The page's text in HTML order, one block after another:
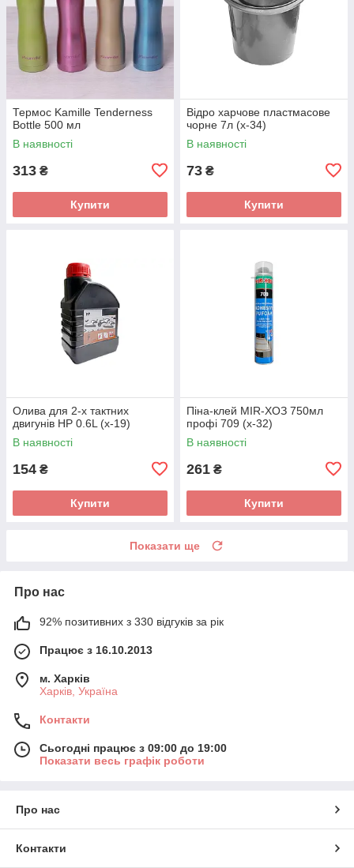
Термос Kamille Tenderness
Bottle 500 мл
В наявності
313 ₴
Купити
Відро харчове пластмасове
чорне 7л (х-34)
В наявності
73 ₴
Купити
Олива для 2-х тактних
двигунів HP 0.6L (х-19)
В наявності
154 ₴
Купити
Піна-клей MIR-ХОЗ 750мл
профі 709 (х-32)
В наявності
261 ₴
Купити
Показати ще
Про нас
92% позитивних з 330 відгуків за рік
Працює з 16.10.2013
м. Харків
Харків, Україна
Контакти
Сьогодні працює з 09:00 до 19:00
Показати весь графік роботи
Про нас
Контакти